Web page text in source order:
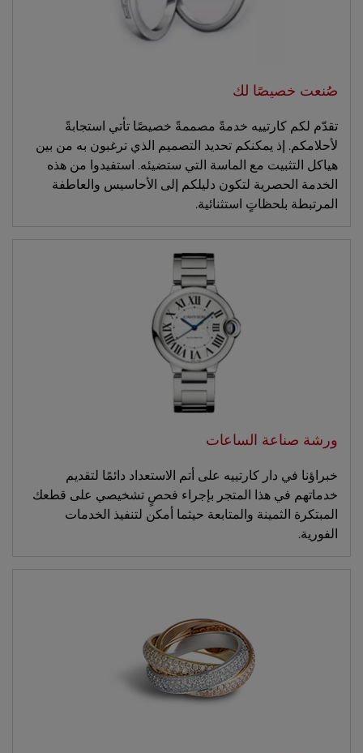
صُنعت خصيصًا لك
تقدّم لكم كارتييه خدمةً مصممةً خصيصًا تأتي استجابةً
لأحلامكم. إذ يمكنكم تحديد التصميم الذي ترغبون به من بين
هياكل التثبيت مع الماسة التي ستضيئه. استفيدوا من هذه
الخدمة الحصرية لتكون دليلكم إلى الأحاسيس والعاطفة
المرتبطة بلحظاتٍ استثنائية.
ورشة صناعة الساعات
خبراؤنا في دار كارتييه على أتم الاستعداد دائمًا لتقديم
خدماتهم في هذا المتجر بإجراء فحصٍ تشخيصي على قطعك
المبتكرة الثمينة والمتابعة حيثما أمكن لتنفيذ الخدمات
الفورية.